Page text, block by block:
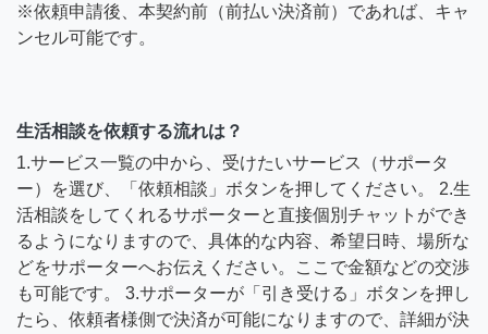
※依頼申請後、本契約前（前払い決済前）であれば、キャ
ンセル可能です。
生活相談を依頼する流れは？
1.サービス一覧の中から、受けたいサービス（サポータ
ー）を選び、「依頼相談」ボタンを押してください。 2.生
活相談をしてくれるサポーターと直接個別チャットができ
るようになりますので、具体的な内容、希望日時、場所な
どをサポーターへお伝えください。ここで金額などの交渉
も可能です。 3.サポーターが「引き受ける」ボタンを押し
たら、依頼者様側で決済が可能になりますので、詳細が決